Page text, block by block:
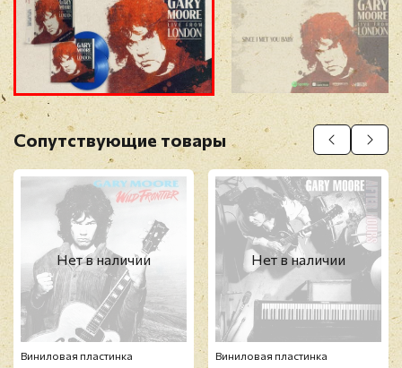
Прикрепить фото
Оставить отзыв
Перед публикацией отзывы проходят
модерацию
Сопутствующие товары
Нет в наличии
Виниловая пластинка
Нет в наличии
Виниловая пластинка